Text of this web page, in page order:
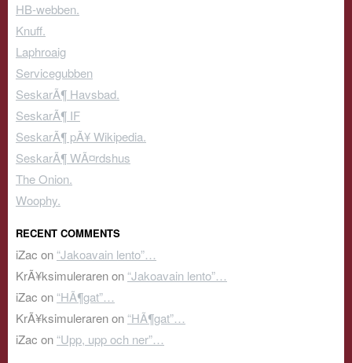
HB-webben.
Knuff.
Laphroaig
Servicegubben
SeskarÃ¶ Havsbad.
SeskarÃ¶ IF
SeskarÃ¶ pÃ¥ Wikipedia.
SeskarÃ¶ WÃ¤rdshus
The Onion.
Woophy.
RECENT COMMENTS
iZac on “Jakoavain lento”…
KrÃ¥ksimulerarenon “Jakoavain lento”…
iZac on “HÃ¶gat”…
KrÃ¥ksimulerarenon “HÃ¶gat”…
iZac on “Upp, upp och ner”…